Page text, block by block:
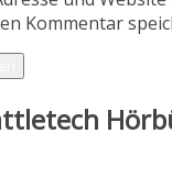
Kommentar